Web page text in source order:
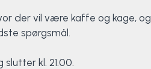
der vil være kaffe og kage, og
spørgsmål.
kl. 21.00.